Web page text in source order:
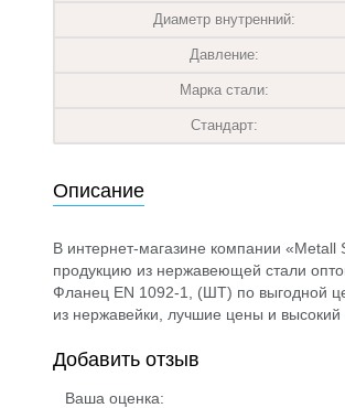
Диаметр внутренний:
Давление:
Марка стали:
Стандарт:
Описание
В интернет-магазине компании
продукцию из нержавеющей стали
Фланец EN 1092-1, (ШТ) по выгодной
из нержавейки, лучшие цены и высокий
Добавить отзыв
Ваша оценка: